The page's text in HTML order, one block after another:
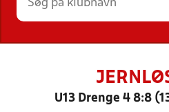
U13 Drenge 4 8:8